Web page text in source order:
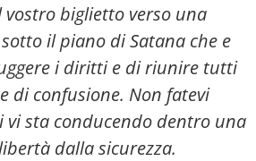
vostro biglietto verso una
il piano di Satana che e
i diritti e di riunire tutti
di confusione. Non fatevi
vi sta conducendo dentro una
dalla sicurezza.